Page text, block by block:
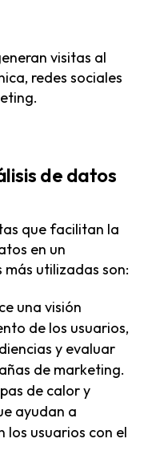
visitas al
redes sociales
de datos
que facilitan la
en un
más utilizadas son:
una visión
de los usuarios,
y evaluar
de marketing.
de calor y
ayudan a
usuarios con el